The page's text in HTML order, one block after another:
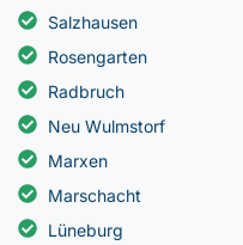
Salzhausen
Rosengarten
Radbruch
Neu Wulmstorf
Marxen
Marschacht
Lüneburg